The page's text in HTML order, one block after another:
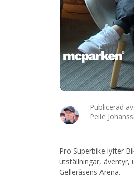
00:00
Publicerad av:
Pelle
Pro Superbike lyfter
utställningar, äventyr,
Gelleråsens Arena.